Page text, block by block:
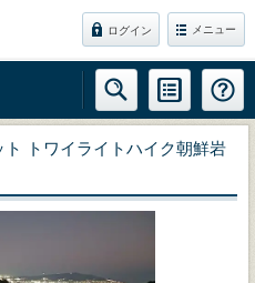
ログイン メニュー
トワイライトハイク朝鮮岩